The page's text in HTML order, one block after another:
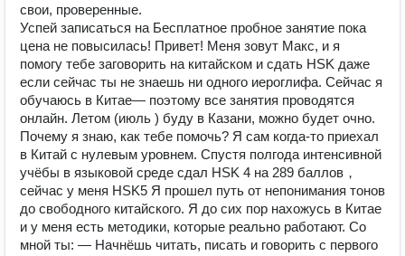
свои, проверенные.
Успей записаться на Бесплатное пробное занятие пока
цена не повысилась! Привет! Меня зовут Макс, и я
помогу тебе заговорить на китайском и сдать HSK даже
если сейчас ты не знаешь ни одного иероглифа. Сейчас я
обучаюсь в Китае— поэтому все занятия проводятся
онлайн. Летом (июль ) буду в Казани, можно будет очно.
Почему я знаю, как тебе помочь? Я сам когда-то приехал
в Китай с нулевым уровнем. Спустя полгода интенсивной
учёбы в языковой среде сдал HSK 4 на 289 баллов，
сейчас у меня HSK5 Я прошел путь от непонимания тонов
до свободного китайского. Я до сих пор нахожусь в Китае
и у меня есть методики, которые реально работают. Со
мной ты: — Начнёшь читать, писать и говорить с первого